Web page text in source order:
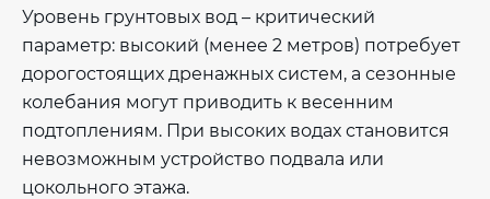
Уровень грунтовых вод – критический
параметр: высокий (менее 2 метров) потребует
дорогостоящих дренажных систем, а сезонные
колебания могут приводить к весенним
подтоплениям. При высоких водах становится
невозможным устройство подвала или
цокольного этажа.